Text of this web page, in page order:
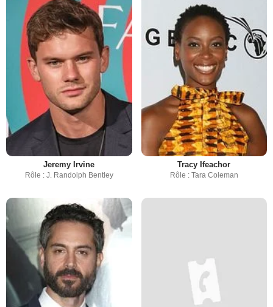
Jeremy Irvine
Rôle : J. Randolph Bentley
Tracy Ifeachor
Rôle : Tara Coleman